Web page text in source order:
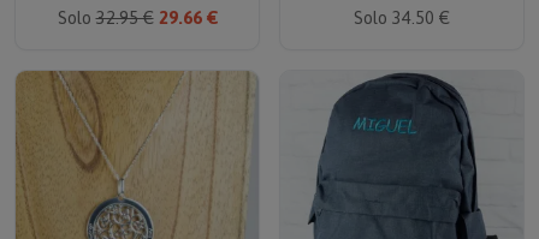
Solo32.95 € 29.66 €
Solo 34.50 €